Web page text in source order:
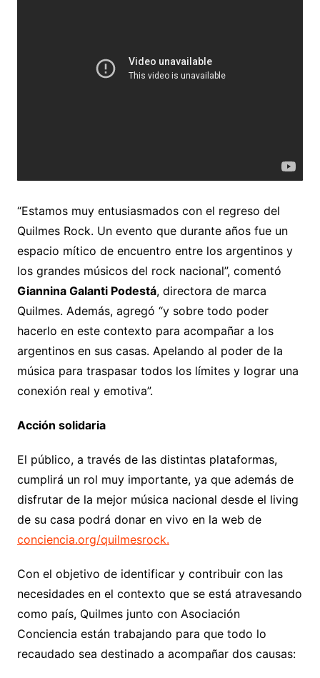
“Estamos muy entusiasmados con el regreso del
Quilmes Rock. Un evento que durante años fue un
espacio mítico de encuentro entre los argentinos y
los grandes músicos del rock nacional”, comentó
Giannina Galanti Podestá, directora de marca
Quilmes. Además, agregó “y sobre todo poder
hacerlo en este contexto para acompañar a los
argentinos en sus casas. Apelando al poder de la
música para traspasar todos los límites y lograr una
conexión real y emotiva”.
Acción solidaria
El público, a través de las distintas plataformas,
cumplirá un rol muy importante, ya que además de
disfrutar de la mejor música nacional desde el living
de su casa podrá donar en vivo en la web de
conciencia.org/quilmesrock.
Con el objetivo de identificar y contribuir con las
necesidades en el contexto que se está atravesando
como país, Quilmes junto con Asociación
Conciencia están trabajando para que todo lo
recaudado sea destinado a acompañar dos causas: